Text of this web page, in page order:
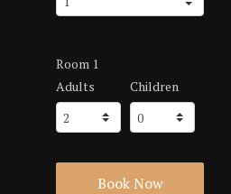
Room 1
Adults
Children
Book Now